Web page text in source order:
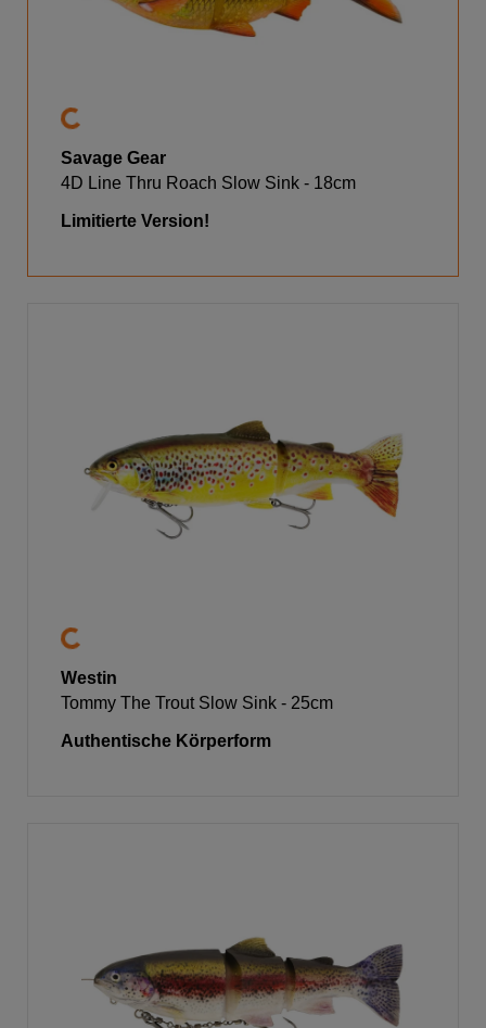
Savage Gear
4D Line Thru Roach Slow Sink - 18cm
Limitierte Version!
Westin
Tommy The Trout Slow Sink - 25cm
Authentische Körperform